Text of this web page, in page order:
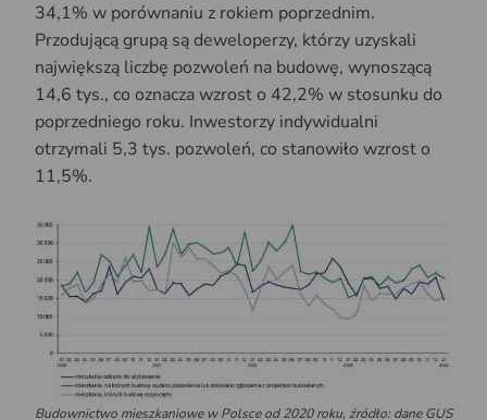
34,1% w porównaniu z rokiem poprzednim.
Przodującą grupą są deweloperzy, którzy uzyskali
największą liczbę pozwoleń na budowę, wynoszącą
14,6 tys., co oznacza wzrost o 42,2% w stosunku do
poprzedniego roku. Inwestorzy indywidualni
otrzymali 5,3 tys. pozwoleń, co stanowiło wzrost o
11,5%.
Budownictwo mieszkaniowe w Polsce od 2020 roku, źródło: dane GUS